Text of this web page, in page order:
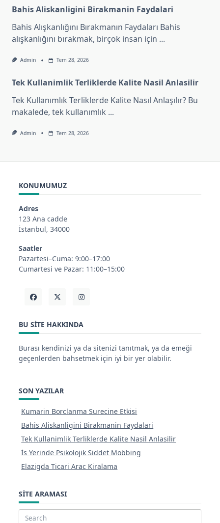
Bahis Aliskanligini Birakmanin Faydalari
Bahis Alışkanlığını Bırakmanın Faydaları Bahis
alışkanlığını bırakmak, birçok insan için ...
Admin Tem 28, 2026
Tek Kullanimlik Terliklerde Kalite Nasil Anlasilir
Tek Kullanımlık Terliklerde Kalite Nasıl Anlaşılır? Bu
makalede, tek kullanımlık ...
Admin Tem 28, 2026
KONUMUMUZ
Adres
123 Ana cadde
İstanbul, 34000
Saatler
Pazartesi–Cuma: 9:00–17:00
Cumartesi ve Pazar: 11:00–15:00
BU SITE HAKKINDA
Burası kendinizi ya da sitenizi tanıtmak, ya da emeği
geçenlerden bahsetmek için iyi bir yer olabilir.
SON YAZILAR
Kumarin Borclanma Surecine Etkisi
Bahis Aliskanligini Birakmanin Faydalari
Tek Kullanimlik Terliklerde Kalite Nasil Anlasilir
İs Yerinde Psikolojik Siddet Mobbing
Elazigda Ticari Arac Kiralama
SITE ARAMASI